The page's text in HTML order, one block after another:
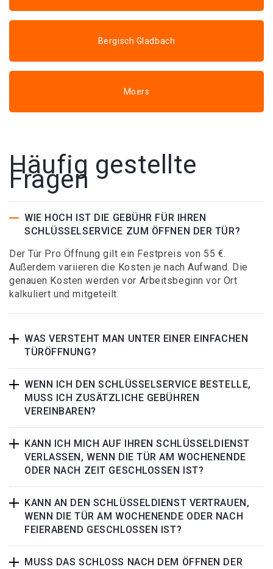
Bergisch Gladbach
Moers
Häufig gestellte
Fragen
WIE HOCH IST DIE GEBÜHR FÜR IHREN
SCHLÜSSELSERVICE ZUM ÖFFNEN DER TÜR?
Der Tür Pro Öffnung gilt ein Festpreis von 55 €.
Außerdem variieren die Kosten je nach Aufwand. Die
genauen Kosten werden vor Arbeitsbeginn vor Ort
kalkuliert und mitgeteilt.
WAS VERSTEHT MAN UNTER EINER EINFACHEN
TÜRÖFFNUNG?
WENN ICH DEN SCHLÜSSELSERVICE BESTELLE,
MUSS ICH ZUSÄTZLICHE GEBÜHREN
VEREINBAREN?
KANN ICH MICH AUF IHREN SCHLÜSSELDIENST
VERLASSEN, WENN DIE TÜR AM WOCHENENDE
ODER NACH ZEIT GESCHLOSSEN IST?
KANN AN DEN SCHLÜSSELDIENST VERTRAUEN,
WENN DIE TÜR AM WOCHENENDE ODER NACH
FEIERABEND GESCHLOSSEN IST?
MUSS DAS SCHLOSS NACH DEM ÖFFNEN DER